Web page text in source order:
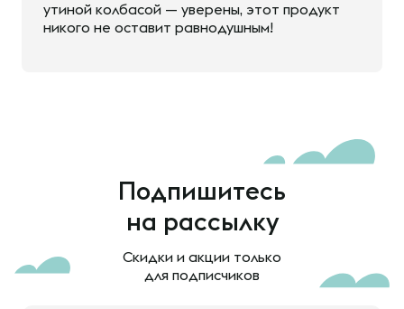
утиной колбасой — уверены, этот продукт
никого не оставит равнодушным!
Подпишитесь
на рассылку
Скидки и акции только
для подписчиков